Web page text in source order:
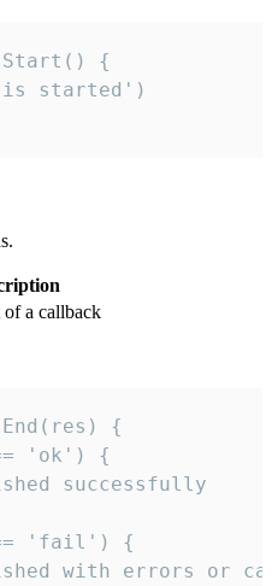
{
started')
of a callback
{
'ok') {
successfully
'fail') {
with errors or